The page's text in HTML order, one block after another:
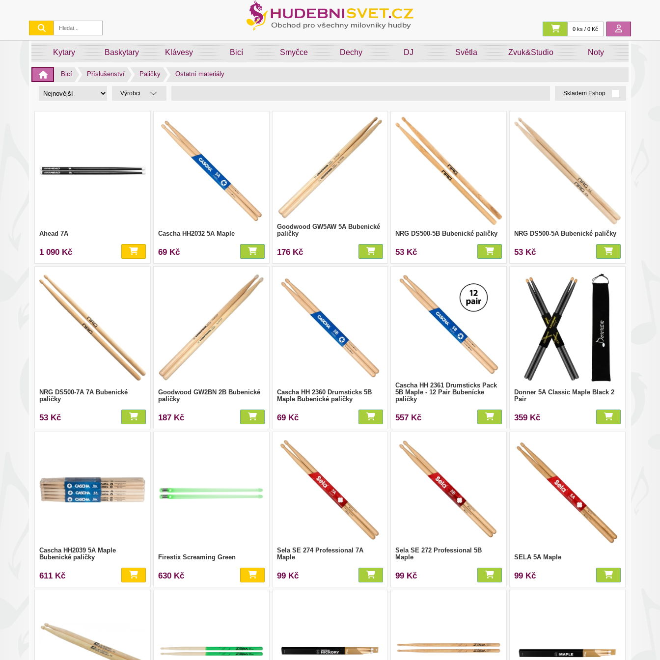
0 ks / 0 Kč
Kytary Baskytary Klávesy Bicí Smyčce Dechy DJ Světla Zvuk&Studio Noty
Bicí Příslušenství Paličky Ostatní materiály
Výrobci Skladem Eshop
Ahead 7A
1 090 Kč
Cascha HH2032 5A Maple
69 Kč
Goodwood GW5AW 5A Bubenické
paličky
176 Kč
NRG DS500-5B Bubenické paličky
53 Kč
NRG DS500-5A Bubenické paličky
53 Kč
NRG DS500-7A 7A Bubenické
paličky
53 Kč
Goodwood GW2BN 2B Bubenické
paličky
187 Kč
Cascha HH 2360 Drumsticks 5B
Maple Bubenické paličky
69 Kč
Cascha HH 2361 Drumsticks Pack
5B Maple - 12 Pair Bubenícke
paličky
557 Kč
Donner 5A Classic Maple Black 2
Pair
359 Kč
Cascha HH2039 5A Maple
Bubenické paličky
611 Kč
Firestix Screaming Green
630 Kč
Sela SE 274 Professional 7A
Maple
99 Kč
Sela SE 272 Professional 5B
Maple
99 Kč
SELA 5A Maple
99 Kč